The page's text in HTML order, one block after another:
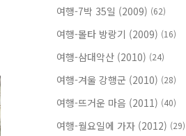
여행-7박 35일 (2009) (62)
여행-몰타 방랑기 (2009) (16)
여행-삼대악산 (2010) (24)
여행-겨울 강행군 (2010) (28)
여행-뜨거운 마음 (2011) (40)
여행-월요일에 가자 (2012) (29)